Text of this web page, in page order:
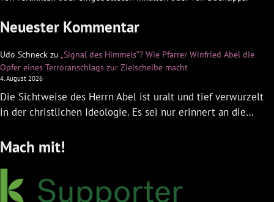
Neuester Kommentar
Udo Schneck zu „Signal des Himmels“? Wie Pfarrer Winfried Abel die
Opfer eines Terroranschlags zur Zielscheibe macht
4. August 2026
Die Sichtweise des Herrn Abel ist uralt und tief verwurzelt
in der christlichen Ideologie. Es sei nur erinnert an die…
Mach mit!